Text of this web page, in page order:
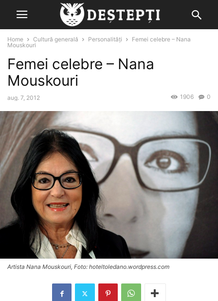
Home Cultură generală Personalități
Femei celebre – Nana
Mouskouri
Femei celebre – Nana
Mouskouri
aug. 7, 2012 0
1906
Artista Nana Mouskouri, Foto: hoteltoledano.wordpress.com